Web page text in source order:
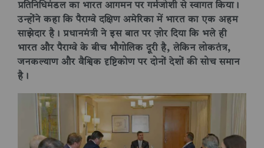
प्रतिनिधिमंडल का भारत आगमन पर गर्मजोशी से स्वागत किया।
उन्होंने कहा कि पैराग्वे दक्षिण अमेरिका में भारत का एक अहम
साझेदार है। प्रधानमंत्री ने इस बात पर ज़ोर दिया कि भले ही
भारत और पैराग्वे के बीच भौगोलिक दूरी है, लेकिन लोकतंत्र,
जनकल्याण और वैश्विक दृष्टिकोण पर दोनों देशों की सोच समान
है।